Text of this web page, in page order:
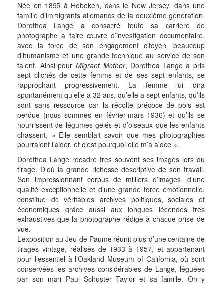
Née en 1895 à Hoboken, dans le New Jersey, dans une
famille d’immigrants allemands de la deuxième génération,
Dorothea Lange a consacré toute sa carrière de
photographe à faire œuvre d’investigation documentaire,
avec la force de son engagement citoyen, beaucoup
d’humanisme et une grande technique au service de son
talent. Ainsi pour Migrant Mother, Dorothea Lange a pris
sept clichés de cette femme et de ses sept enfants, se
rapprochant progressivement. La femme lui dira
spontanément qu’elle a 32 ans, qu’elle a sept enfants, qu’ils
sont sans ressource car la récolte précoce de pois est
perdue (nous sommes en février-mars 1936) et qu’ils se
nourrissent de légumes gelés et d’oiseaux que les enfants
chassent. « Elle semblait savoir que mes photographies
pourraient l’aider, et c’est pourquoi elle m’a aidée ».
Dorothea Lange recadre très souvent ses images lors du
tirage. D’où la grande richesse descriptive de son travail.
Son impressionnant corpus de milliers d’images, d’une
qualité exceptionnelle et d’une grande force émotionnelle,
constitue de véritables archives politiques, sociales et
économiques grâce aussi aux longues légendes très
exhaustives que la photographe rédige à chaque prise de
vue.
L’exposition au Jeu de Paume réunit plus d’une centaine de
tirages vintage, réalisés de 1933 à 1957, et appartenant
pour l’essentiel à l’Oakland Museum of California, où sont
conservées les archives considérables de Lange, léguées
par son mari Paul Schuster Taylor et sa famille. On y